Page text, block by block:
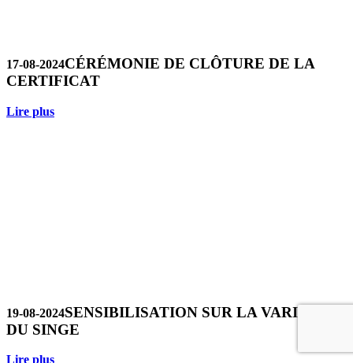
17-08-2024CÉRÉMONIE DE CLÔTURE DE LA
CERTIFICAT
Lire plus
19-08-2024SENSIBILISATION SUR LA VARIOLE
DU SINGE
Lire plus